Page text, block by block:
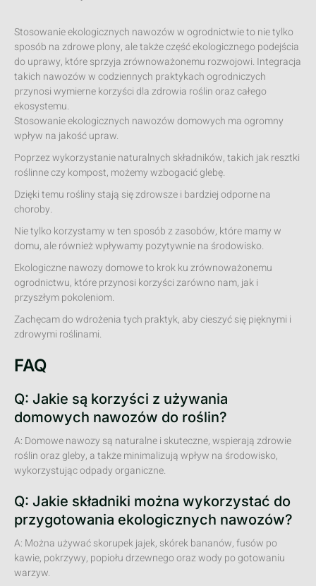
Stosowanie ekologicznych nawozów w ogrodnictwie to nie tylko
sposób na zdrowe plony, ale także część ekologicznego podejścia
do uprawy, które sprzyja zrównoważonemu rozwojowi. Integracja
takich nawozów w codziennych praktykach ogrodniczych
przynosi wymierne korzyści dla zdrowia roślin oraz całego
ekosystemu.
Stosowanie ekologicznych nawozów domowych ma ogromny
wpływ na jakość upraw.
Poprzez wykorzystanie naturalnych składników, takich jak resztki
roślinne czy kompost, możemy wzbogacić glebę.
Dzięki temu rośliny stają się zdrowsze i bardziej odporne na
choroby.
Nie tylko korzystamy w ten sposób z zasobów, które mamy w
domu, ale również wpływamy pozytywnie na środowisko.
Ekologiczne nawozy domowe to krok ku zrównoważonemu
ogrodnictwu, które przynosi korzyści zarówno nam, jak i
przyszłym pokoleniom.
Zachęcam do wdrożenia tych praktyk, aby cieszyć się pięknymi i
zdrowymi roślinami.
FAQ
Q: Jakie są korzyści z używania
domowych nawozów do roślin?
A: Domowe nawozy są naturalne i skuteczne, wspierają zdrowie
roślin oraz gleby, a także minimalizują wpływ na środowisko,
wykorzystując odpady organiczne.
Q: Jakie składniki można wykorzystać do
przygotowania ekologicznych nawozów?
A: Można używać skorupek jajek, skórek bananów, fusów po
kawie, pokrzywy, popiołu drzewnego oraz wody po gotowaniu
warzyw.